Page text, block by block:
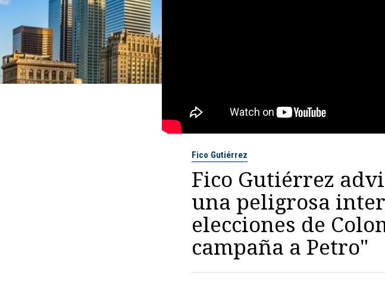
Fico Gutiérrez
Fico Gutiérrez
una peligrosa
elecciones de
campaña a Petro"